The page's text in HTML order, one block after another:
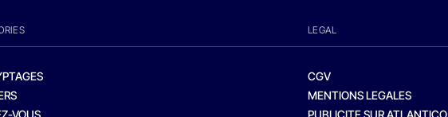
VOUS
LEGAL
CGV
MENTIONS LEGALES
PUBLICITE SUR ATLANTICO